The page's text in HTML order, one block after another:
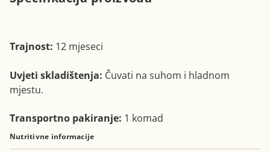
Trajnost: 12 mjeseci
Uvjeti skladištenja: Čuvati na suhom i hladnom
mjestu.
Transportno pakiranje: 1 komad
Nutritivne informacije